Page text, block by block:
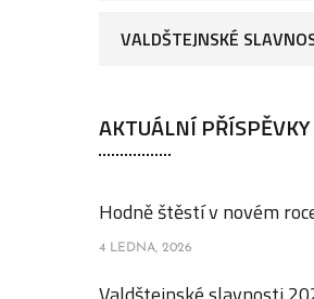
VALDŠTEJNSKÉ
AKTUÁLNÍ PŘÍSPĚVKY
Hodně štěstí v novém
4 LEDNA, 2026